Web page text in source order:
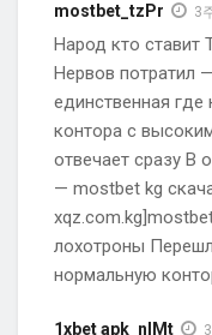
mostbet_tzPr 3
Народ кто
Нервов потратил
единственная
контора с
отвечает сразу В
— mostbet kg
лохотроны
нормальную
1xbet apk_nlMt